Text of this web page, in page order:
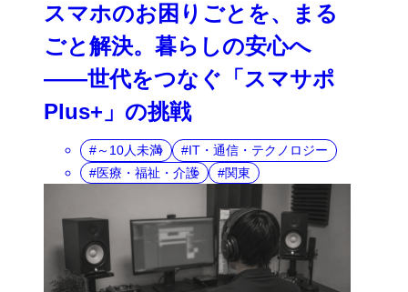
スマホのお困りごとを、まる
ごと解決。暮らしの安心へ
――世代をつなぐ「スマサポ
Plus+」の挑戦
～10人未満
IT・通信・テクノロジー
医療・福祉・介護
関東